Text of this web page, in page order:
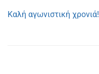
Καλή αγωνιστική χρονιά!